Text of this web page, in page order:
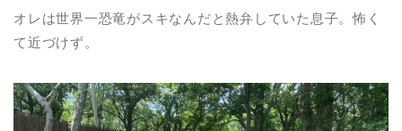
オレは世界一恐竜がスキなんだと熱弁していた息子。怖く
て近づけず。